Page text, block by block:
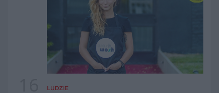
LUDZIE